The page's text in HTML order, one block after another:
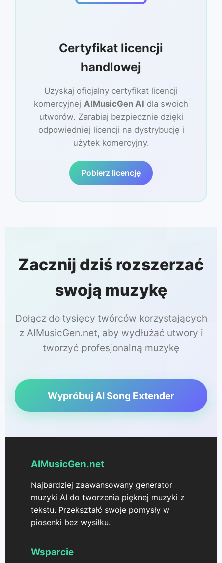
Certyfikat licencji
handlowej
Uzyskaj oficjalny certyfikat licencji
komercyjnej AIMusicGen AI dla swoich
utworów. Zarabiaj bezpiecznie dzięki
odpowiedniej licencji na dystrybucję i
użytek komercyjny.
Pobierz licencję
Zacznij dziś rozszerzać
swoją muzykę
Dołącz do tysięcy twórców korzystających
z AIMusicGen.net, aby wydłużać utwory i
tworzyć profesjonalną muzykę
Wypróbuj AI Song Extender
AIMusicGen.net
Najbardziej zaawansowany generator
muzyki AI do tworzenia pięknej muzyki z
tekstu. Przekształć swoje pomysły w
piosenki bez wysiłku.
Wsparcie